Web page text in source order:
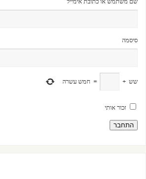
סיסמה
שש +
= חמש עשרה
זכור אותי
התחבר